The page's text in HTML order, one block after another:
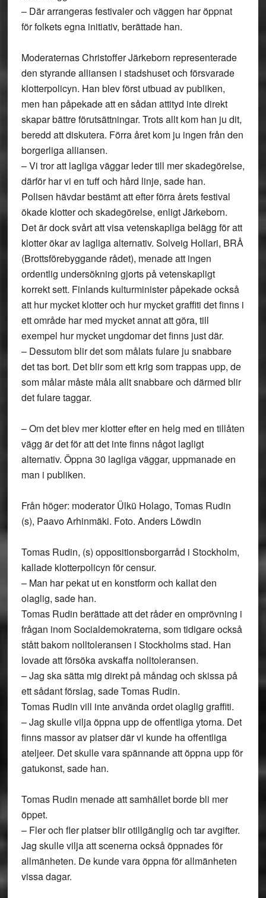
– Där arrangeras festivaler och väggen har öppnat
för folkets egna initiativ, berättade han.
Moderaternas Christoffer Järkeborn representerade
den styrande alliansen i stadshuset och försvarade
klotterpolicyn. Han blev först utbuad av publiken,
men han påpekade att en sådan attityd inte direkt
skapar bättre förutsättningar. Trots allt kom han ju dit,
beredd att diskutera. Förra året kom ju ingen från den
borgerliga alliansen.
– Vi tror att lagliga väggar leder till mer skadegörelse,
därför har vi en tuff och hård linje, sade han.
Polisen hävdar bestämt att efter förra årets festival
ökade klotter och skadegörelse, enligt Järkeborn.
Det är dock svårt att visa vetenskapliga belägg för att
klotter ökar av lagliga alternativ. Solveig Hollari, BRÅ
(Brottsförebyggande rådet), menade att ingen
ordentlig undersökning gjorts på vetenskapligt
korrekt sett. Finlands kulturminister påpekade också
att hur mycket klotter och hur mycket graffiti det finns i
ett område har med mycket annat att göra, till
exempel hur mycket ungdomar det finns just där.
– Dessutom blir det som målats fulare ju snabbare
det tas bort. Det blir som ett krig som trappas upp, de
som målar måste måla allt snabbare och därmed blir
det fulare taggar.
– Om det blev mer klotter efter en helg med en tillåten
vägg är det för att det inte finns något lagligt
alternativ. Öppna 30 lagliga väggar, uppmanade en
man i publiken.
Från höger: moderator Ülkü Holago, Tomas Rudin
(s), Paavo Arhinmäki. Foto. Anders Löwdin
Tomas Rudin, (s) oppositionsborgarråd i Stockholm,
kallade klotterpolicyn för censur.
– Man har pekat ut en konstform och kallat den
olaglig, sade han.
Tomas Rudin berättade att det råder en omprövning i
frågan inom Socialdemokraterna, som tidigare också
stått bakom nolltoleransen i Stockholms stad. Han
lovade att försöka avskaffa nolltoleransen.
– Jag ska sätta mig direkt på måndag och skissa på
ett sådant förslag, sade Tomas Rudin.
Tomas Rudin vill inte använda ordet olaglig graffiti.
– Jag skulle vilja öppna upp de offentliga ytorna. Det
finns massor av platser där vi kunde ha offentliga
ateljeer. Det skulle vara spännande att öppna upp för
gatukonst, sade han.
Tomas Rudin menade att samhället borde bli mer
öppet.
– Fler och fler platser blir otillgänglig och tar avgifter.
Jag skulle vilja att scenerna också öppnades för
allmänheten. De kunde vara öppna för allmänheten
vissa dagar.